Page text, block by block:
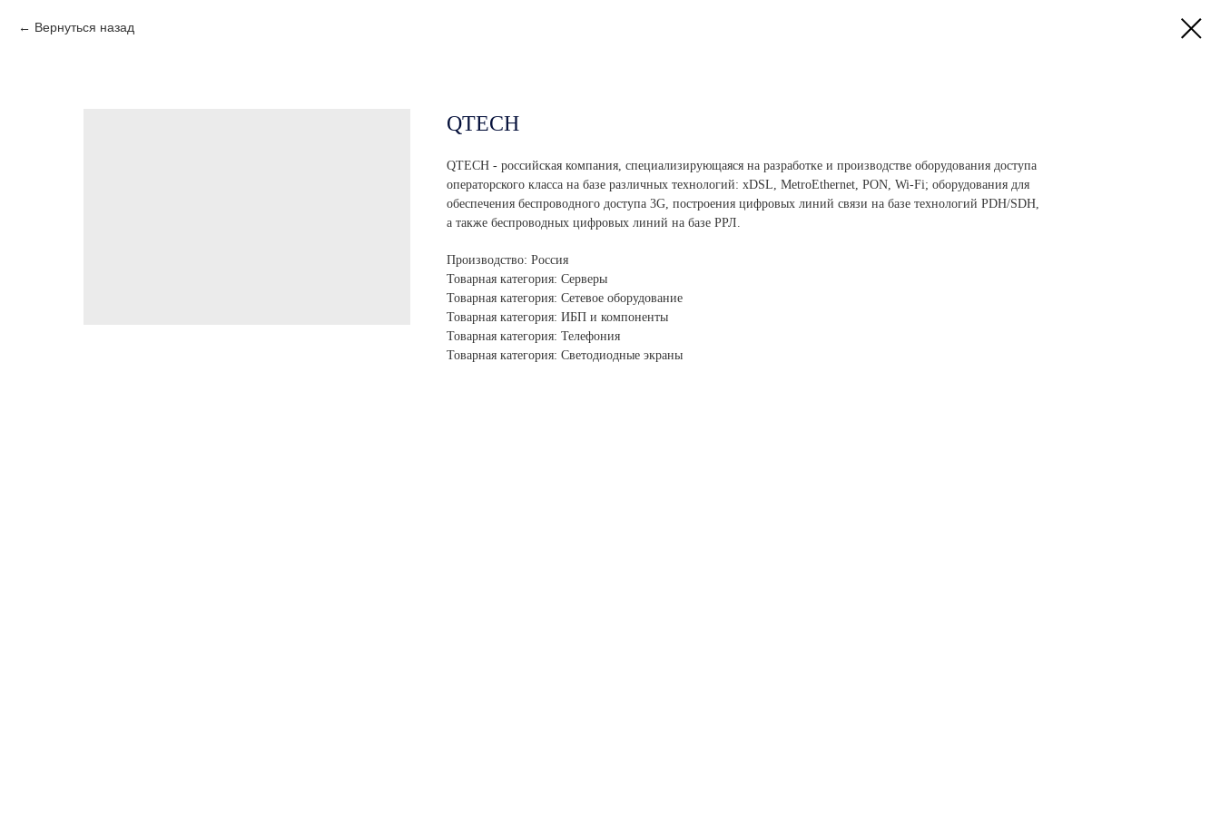
Вернуться назад
QTECH
QTECH - российская компания, специализирующаяся на разработке и производстве оборудования доступа
операторского класса на базе различных технологий: xDSL, MetroEthernet, PON, Wi-Fi; оборудования для
обеспечения беспроводного доступа 3G, построения цифровых линий связи на базе технологий PDH/SDH,
а также беспроводных цифровых линий на базе РРЛ.
Производство: Россия
Товарная категория: Серверы
Товарная категория: Сетевое оборудование
Товарная категория: ИБП и компоненты
Товарная категория: Телефония
Товарная категория: Светодиодные экраны